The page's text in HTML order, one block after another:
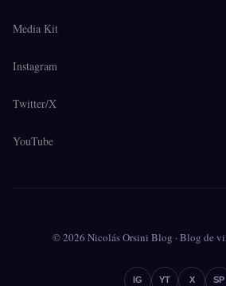
Media Kit
Instagram
Twitter/X
YouTube
© 2026 Nicolás Orsini Blog · Blog de
IG YT X SP